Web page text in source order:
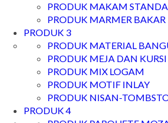
PRODUK MAKAM
PRODUK MARMER BAKAR
PRODUK 3
PRODUK MATERIAL
PRODUK MEJA DAN KURSI
PRODUK MIX LOGAM
PRODUK MOTIF INLAY
PRODUK NISAN-
PRODUK 4